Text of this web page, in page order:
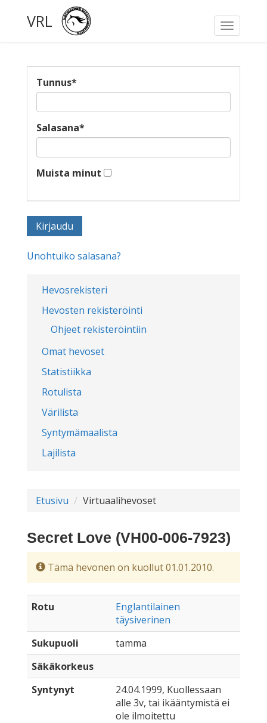
Toggle
VRL
Hevosrekisteri
Hevosten rekisteröinti
Ohjeet rekisteröintiin
Omat hevoset
Statistiikka
Rotulista
Värilista
Syntymämaalista
Lajilista
Tunnus*
Salasana*
Muista minut
Unohtuiko salasana?
Etusivu Virtuaalihevoset
Secret Love (VH00-006-7923)
Tämä hevonen on kuollut 01.01.2010.
Rotu
Englantilainen
täysiverinen
Sukupuoli
tamma
Säkäkorkeus
Syntynyt
24.04.1999, Kuollessaan
alle 3v, tai ikääntymistä ei
ole ilmoitettu